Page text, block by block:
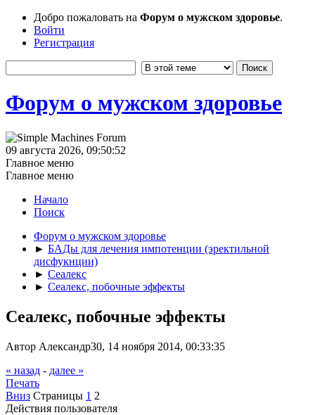
Добро пожаловать на Форум о мужском здоровье.
Войти
Регистрация
Форум о мужском здоровье
09 августа 2026, 09:50:52
Главное меню
Главное меню
Начало
Поиск
Форум о мужском здоровье
► БАДы для лечения импотенции (эректильной
дисфукнции)
► Сеалекс
► Сеалекс, побочные эффекты
Сеалекс, побочные эффекты
Автор Александр30, 14 ноября 2014, 00:33:35
« назад - далее »
Печать
Вниз Страницы 1 2
Действия пользователя